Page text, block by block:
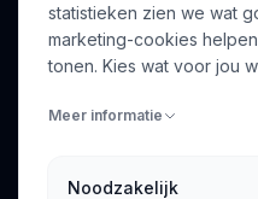
Voor opdrachtgevers
statistieken zien we wat
marketing-cookies
tonen. Kies wat voor jou
Meer informatie
Noodzakelijk